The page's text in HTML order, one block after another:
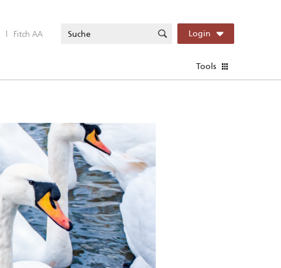
| Fitch AA Login
Tools